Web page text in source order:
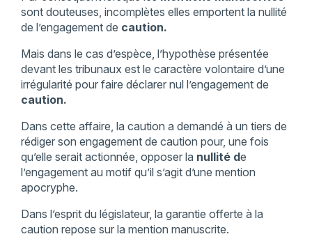
sont douteuses, incomplètes elles emportent la nullité
de l’engagement de caution.
Mais dans le cas d’espèce, l’hypothèse présentée
devant les tribunaux est le caractère volontaire d’une
irrégularité pour faire déclarer nul l’engagement de
caution.
Dans cette affaire, la caution a demandé à un tiers de
rédiger son engagement de caution pour, une fois
qu’elle serait actionnée, opposer la nullité de
l’engagement au motif qu’il s’agit d’une mention
apocryphe.
Dans l’esprit du législateur, la garantie offerte à la
caution repose sur la mention manuscrite.